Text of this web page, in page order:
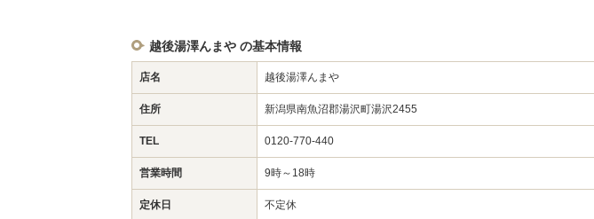
越後湯澤んまや の基本情報
店名 越後湯澤んまや
住所 新潟県南魚沼郡湯沢町湯沢2455
TEL 0120-770-440
営業時間 9時～18時
定休日 不定休